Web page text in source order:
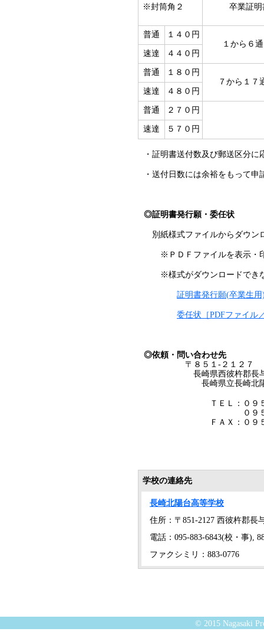
※封筒角２ 卒業証明
普通
１４０円
１から６通
速達
４４０円
普通
１８０円
７から１７
速達
４８０円
普通 ２７０円
速達 ５７０円
・証明書送付数及び郵送区分
・送付日数には余裕をもって申
◎証明書発行願・委任状
別紙様式ファイルからダウン
※ＰＤＦファイルを表示・印
※様式がダウンロードできな
証明書発行願(卒業生
委任状［PDFファイル
◎依頼・問い合わせ先
〒８５１-２１２７
長崎県西彼杵郡長与町
長崎県立長崎北陽台
ＴＥＬ：０９５-８８３-
０９５-８８３-６
ＦＡＸ：０９５-８
学校の連絡先
長崎北陽台高等学校
住所：〒851-2127 西彼杵郡長
電話：095-883-6843(校・事),
ファクシミリ：883-0776
© 2015 Nagasaki